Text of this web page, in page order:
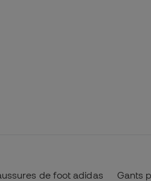
de foot adidas
Gants